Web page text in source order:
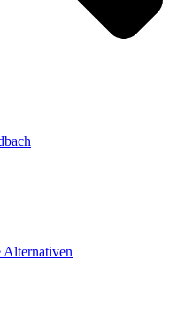
Alternativen